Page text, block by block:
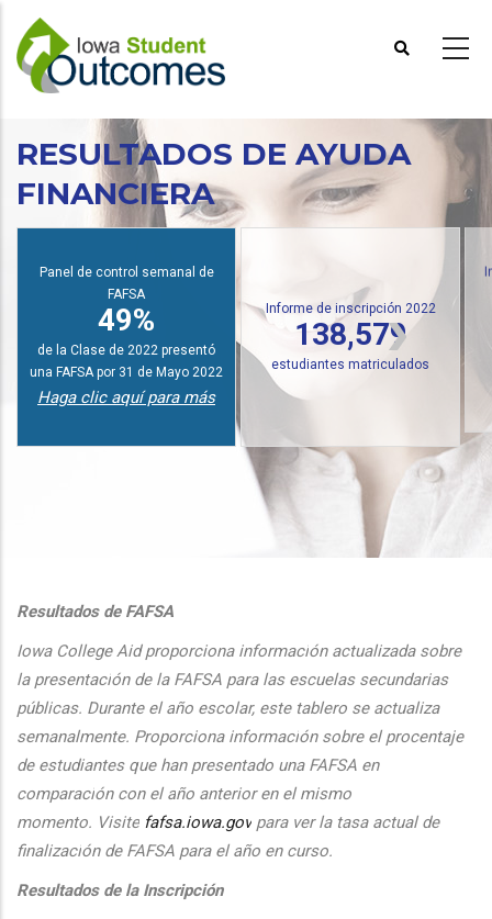
Pasar
contenido
principal
RESULTADOS DE AYUDA
FINANCIERA
Panel de control semanal de
FAFSA
49%
de la Clase de 2022 presentó
una FAFSA por 31 de Mayo 2022
Haga clic aquí para más
Informe de inscripción 2022
138,579
estudiantes matriculados
Resultados de FAFSA
Iowa College Aid proporciona información actualizada sobre
la presentación de la FAFSA para las escuelas secundarias
públicas. Durante el año escolar, este tablero se actualiza
semanalmente. Proporciona información sobre el procentaje
de estudiantes que han presentado una FAFSA en
comparación con el año anterior en el mismo
momento. Visite fafsa.iowa.gov para ver la tasa actual de
finalización de FAFSA para el año en curso.
Resultados de la Inscripción